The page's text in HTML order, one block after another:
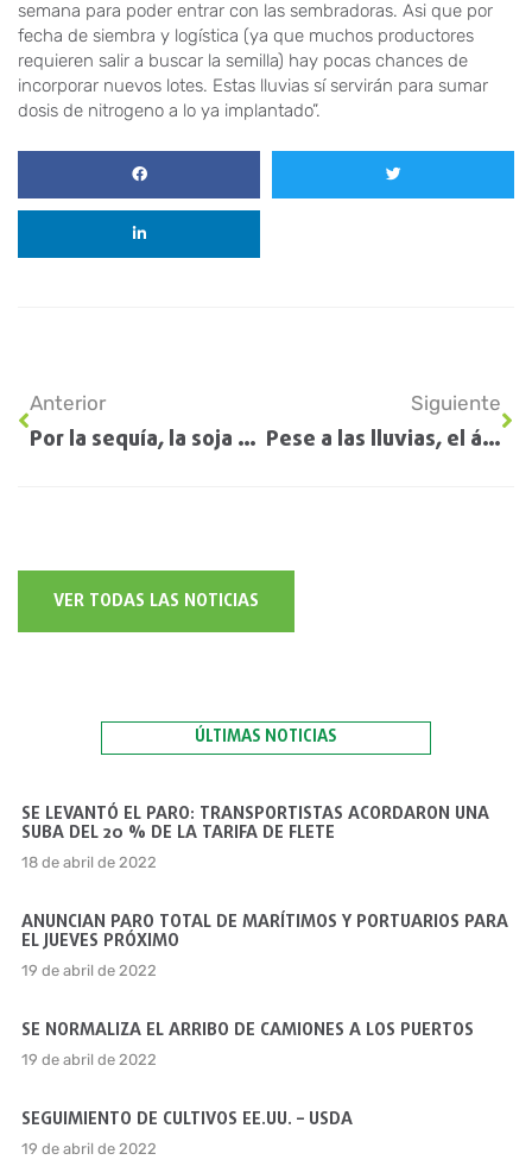
semana para poder entrar con las sembradoras. Asi que por
fecha de siembra y logística (ya que muchos productores
requieren salir a buscar la semilla) hay pocas chances de
incorporar nuevos lotes. Estas lluvias sí servirán para sumar
dosis de nitrogeno a lo ya implantado”.
Anterior
Por la sequía, la soja aportará U$S 15.000 millones menos a la economía este año
Siguiente
Pese a las lluvias, el área de trigo cae en 200.000 ha
VER TODAS LAS NOTICIAS
ÚLTIMAS NOTICIAS
SE LEVANTÓ EL PARO: TRANSPORTISTAS ACORDARON UNA
SUBA DEL 20 % DE LA TARIFA DE FLETE
18 de abril de 2022
ANUNCIAN PARO TOTAL DE MARÍTIMOS Y PORTUARIOS PARA
EL JUEVES PRÓXIMO
19 de abril de 2022
SE NORMALIZA EL ARRIBO DE CAMIONES A LOS PUERTOS
19 de abril de 2022
SEGUIMIENTO DE CULTIVOS EE.UU. – USDA
19 de abril de 2022